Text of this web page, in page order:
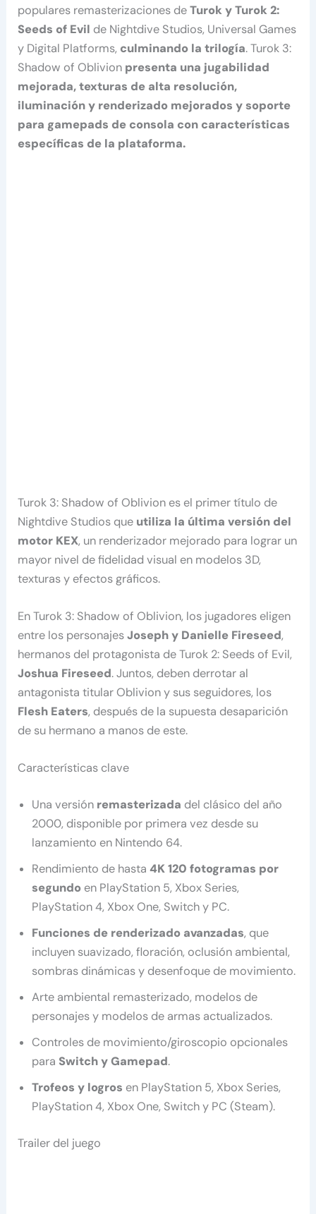
populares remasterizaciones deTurok y Turok 2:
Seeds of Evil de Nightdive Studios, Universal Games
y Digital Platforms, culminando la trilogía. Turok 3:
Shadow of Oblivion presenta una jugabilidad
mejorada, texturas de alta resolución,
iluminación y renderizado mejorados y soporte
para gamepads de consola con características
específicas de la plataforma.
Turok 3: Shadow of Oblivion es el primer título de
Nightdive Studios que utiliza la última versión del
motor KEX, un renderizador mejorado para lograr un
mayor nivel de fidelidad visual en modelos 3D,
texturas y efectos gráficos.
En Turok 3: Shadow of Oblivion, los jugadores eligen
entre los personajesJoseph y Danielle Fireseed,
hermanos del protagonista de Turok 2: Seeds of Evil,
Joshua Fireseed. Juntos, deben derrotar al
antagonista titular Oblivion y sus seguidores, los
Flesh Eaters, después de la supuesta desaparición
de su hermano a manos de este.
Características clave
Una versión remasterizada del clásico del año
2000, disponible por primera vez desde su
lanzamiento en Nintendo 64.
Rendimiento de hasta4K 120 fotogramas por
segundo en PlayStation 5, Xbox Series,
PlayStation 4, Xbox One, Switch y PC.
Funciones de renderizado avanzadas, que
incluyen suavizado, floración, oclusión ambiental,
sombras dinámicas y desenfoque de movimiento.
Arte ambiental remasterizado, modelos de
personajes y modelos de armas actualizados.
Controles de movimiento/giroscopio opcionales
para Switch y Gamepad.
Trofeos y logros en PlayStation 5, Xbox Series,
PlayStation 4, Xbox One, Switch y PC (Steam).
Trailer del juego